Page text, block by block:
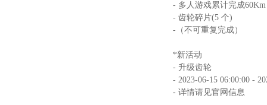
- 多人游戏累计完成60Km
- 齿轮碎片(5 个)
-（不可重复完成）
*新活动
- 升级齿轮
- 2023-06-15 06:00:00 -
- 详情请见官网信息